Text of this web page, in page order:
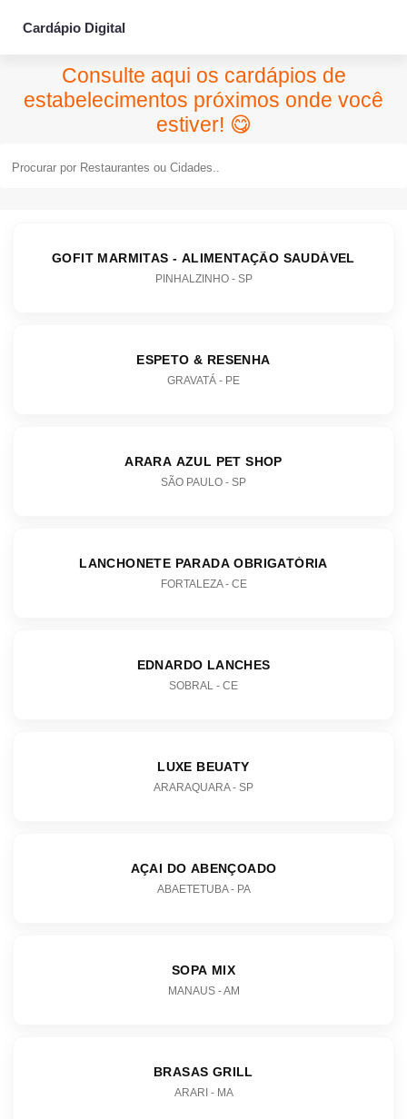
Cardápio Digital
Consulte aqui os cardápios de
estabelecimentos próximos onde você
estiver! 😋
GOFIT MARMITAS - ALIMENTAÇÃO SAUDÁVEL
PINHALZINHO - SP
ESPETO & RESENHA
GRAVATÁ - PE
ARARA AZUL PET SHOP
SÃO PAULO - SP
LANCHONETE PARADA OBRIGATÓRIA
FORTALEZA - CE
EDNARDO LANCHES
SOBRAL - CE
LUXE BEUATY
ARARAQUARA - SP
AÇAI DO ABENÇOADO
ABAETETUBA - PA
SOPA MIX
MANAUS - AM
BRASAS GRILL
ARARI - MA